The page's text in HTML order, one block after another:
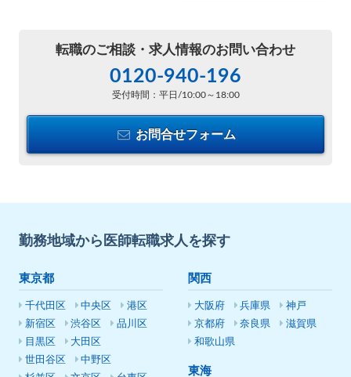
転職のご相談・ 求人情報のお問い合わせ
0120-940-196
受付時間：平日/10:00～18:00
お問合せフォーム
勤務地域から医師転職求人を探す
東京都
千代田区 中央区
港区
新宿区
渋谷区
品川区
目黒区
大田区
世田谷区
中野区
関西
大阪府 兵庫県
神戸
京都府
奈良県
滋賀県
和歌山県
東海